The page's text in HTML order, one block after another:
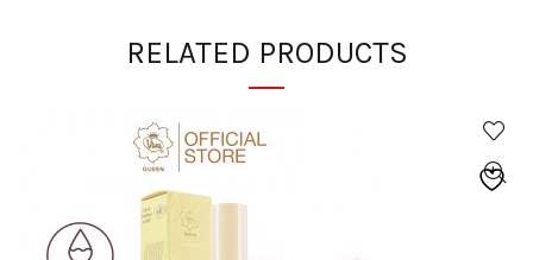
RELATED PRODUCTS